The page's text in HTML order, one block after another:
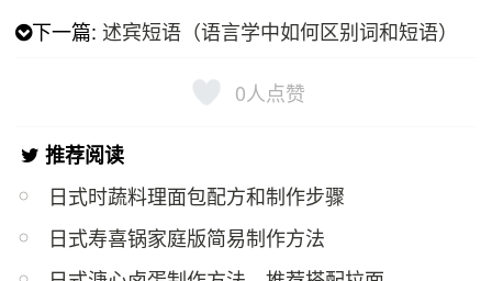
下一篇:述宾短语（语言学中如何区别词和短语）
0人点赞
推荐阅读
日式时蔬料理面包配方和制作步骤
日式寿喜锅家庭版简易制作方法